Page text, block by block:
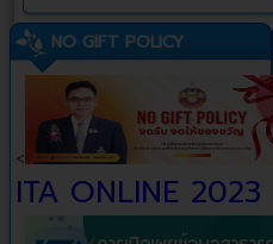
NO GIFT POLICY
<
ITA ONLINE 2023